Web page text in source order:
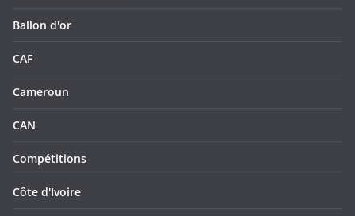
Ballon d'or
CAF
Cameroun
CAN
Compétitions
Côte d'Ivoire